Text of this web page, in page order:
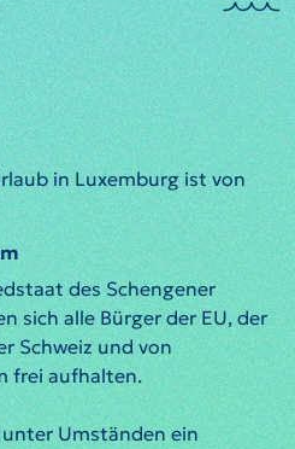
in Luxemburg ist von
des Schengener
sich alle Bürger der EU, der
Schweiz und von
frei aufhalten.
Umständen ein